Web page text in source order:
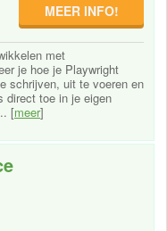
MEER INFO!
met
je hoe je Playwright
schrijven, uit te voeren en
direct toe in je eigen
[meer]